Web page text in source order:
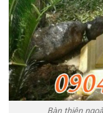
Bàn thiên